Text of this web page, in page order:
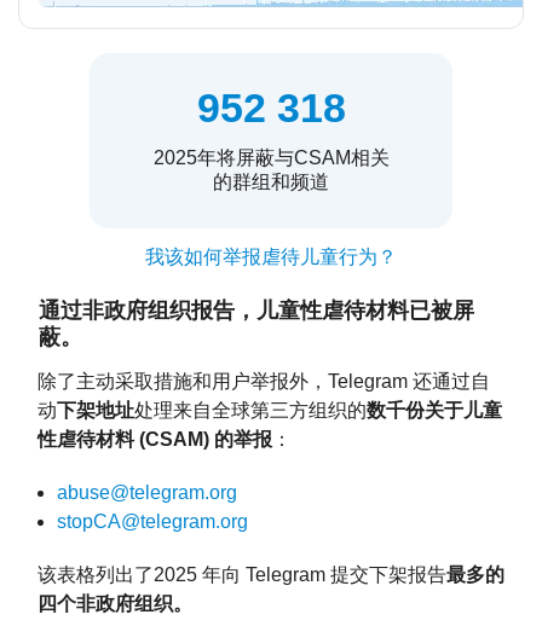
952 318
2025年将屏蔽与CSAM相关
的群组和频道
我该如何举报虐待儿童行为？
通过非政府组织报告，儿童性虐待材料已被屏
蔽。
除了主动采取措施和用户举报外，Telegram 还通过自
动下架地址处理来自全球第三方组织的数千份关于儿童
性虐待材料 (CSAM) 的举报 ：
abuse@telegram.org
stopCA@telegram.org
该表格列出了2025 年向 Telegram 提交下架报告最多的
四个非政府组织。